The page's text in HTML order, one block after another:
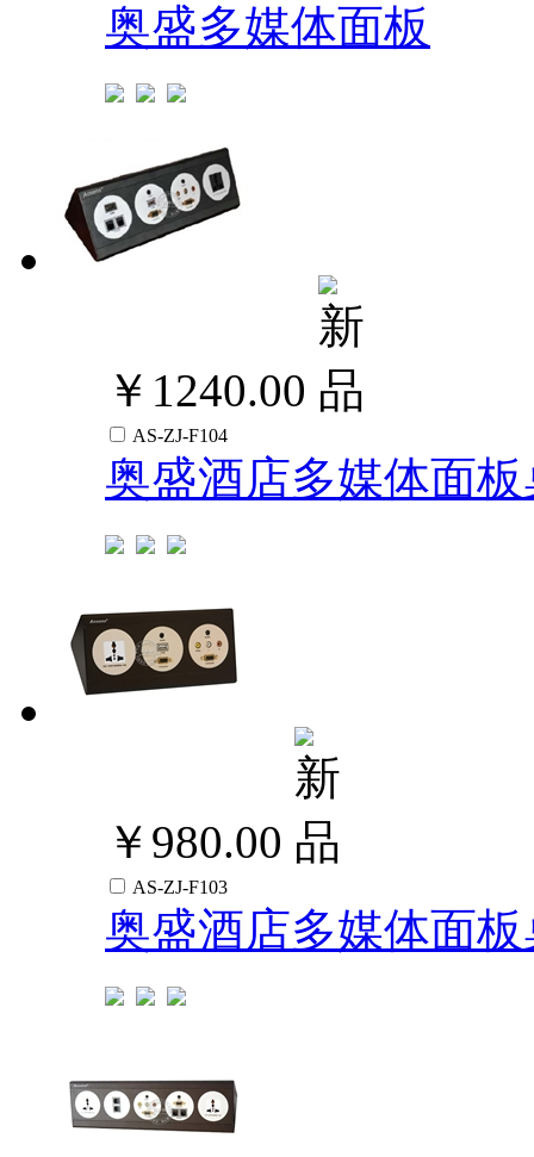
奥盛多媒体面板
￥1240.00
AS-ZJ-F104
奥盛酒店多媒体面
￥980.00
AS-ZJ-F103
奥盛酒店多媒体面